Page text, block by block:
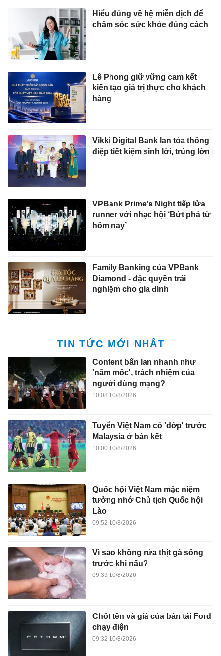
Hiểu đúng về hệ miễn dịch để
chăm sóc sức khỏe đúng cách
Lê Phong giữ vững cam kết
kiến tạo giá trị thực cho khách
hàng
Vikki Digital Bank lan tỏa thông
điệp tiết kiệm sinh lời, trúng lớn
VPBank Prime's Night tiếp lửa
runner với nhạc hội ‘Bứt phá từ
hôm nay’
Family Banking của VPBank
Diamond - đặc quyền trải
nghiệm cho gia đình
TIN TỨC MỚI NHẤT
Content bẩn lan nhanh như
'nấm mốc', trách nhiệm của
người dùng mạng?
10:08 10/8/2026
Tuyển Việt Nam có 'dớp' trước
Malaysia ở bán kết
10:00 10/8/2026
Quốc hội Việt Nam mặc niệm
tưởng nhớ Chủ tịch Quốc hội
Lào
09:52 10/8/2026
Vì sao không rửa thịt gà sống
trước khi nấu?
09:39 10/8/2026
Chốt tên và giá của bán tải Ford
chạy điện
09:32 10/8/2026